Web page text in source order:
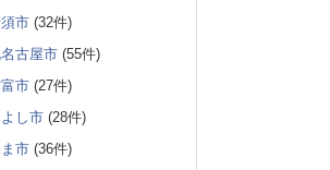
市 (32件)
古屋市 (55件)
市 (27件)
し市 (28件)
市 (36件)